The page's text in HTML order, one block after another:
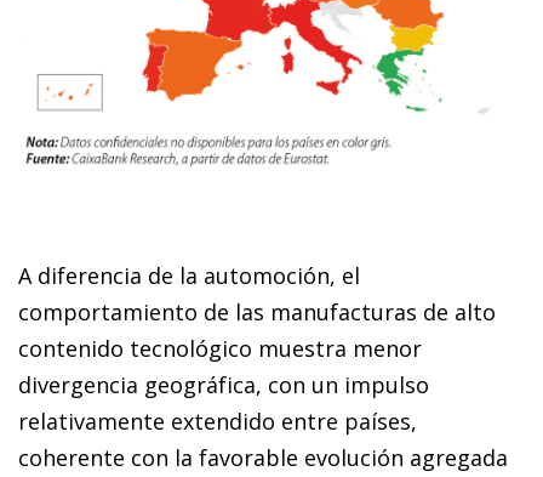
A diferencia de la automoción, el
comportamiento de las manufacturas de alto
contenido tecnológico muestra menor
divergencia geográfica, con un impulso
relativamente extendido entre países,
coherente con la favorable evolución agregada